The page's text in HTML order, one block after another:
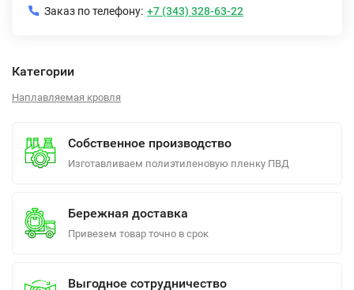
Заказ по телефону: +7 (343) 328-63-22
Категории
Наплавляемая кровля
Собственное производство
Изготавливаем полиэтиленовую пленку ПВД
Бережная доставка
Привезем товар точно в срок
Выгодное сотрудничество